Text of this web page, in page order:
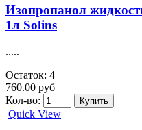
Изопропанол
1л Solins
.....
Остаток: 4
760.00 руб
Кол-во:
Quick View